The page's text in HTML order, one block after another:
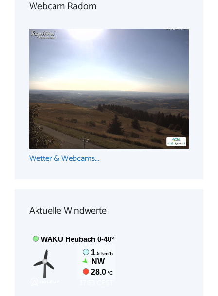
Webcam Radom
Wetter & Webcams...
Aktuelle Windwerte